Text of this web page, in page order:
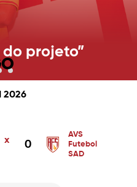
projeto”
2026
x 0
AVS
Futebol
SAD